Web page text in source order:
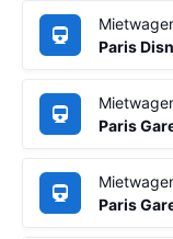
Paris
Paris
Paris